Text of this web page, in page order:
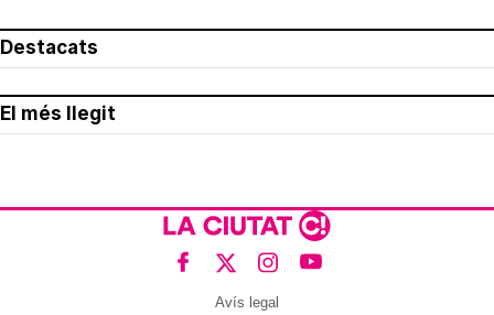
Destacats
El més llegit
Avís legal